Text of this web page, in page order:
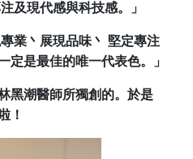
及現代感與科技感。」
業丶展現品味丶 堅定專注
定是最佳的唯一代表色。」
黑潮醫師所獨創的。於是
！